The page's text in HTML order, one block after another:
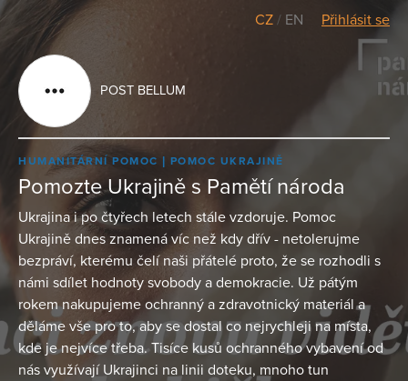
CZ / EN Přihlásit se
POST BELLUM
HUMANITÁRNÍ POMOC POMOC UKRAJINĚ
Pomozte Ukrajině s Pamětí národa
Ukrajina i po čtyřech letech stále vzdoruje. Pomoc
Ukrajině dnes znamená víc než kdy dřív - netolerujme
bezpráví, kterému čelí naši přátelé proto, že se rozhodli s
námi sdílet hodnoty svobody a demokracie. Už pátým
rokem nakupujeme ochranný a zdravotnický materiál a
děláme vše pro to, aby se dostal co nejrychleji na místa,
kde je nejvíce třeba. Tisíce kusů ochranného vybavení od
nás využívají Ukrajinci na linii doteku, mnoho tun